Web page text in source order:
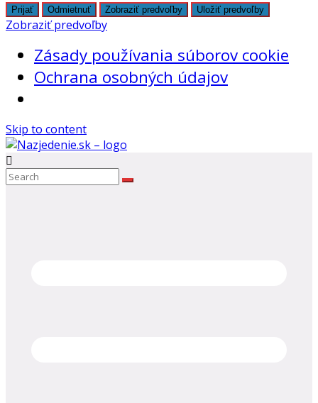
Prijať Odmietnuť Zobraziť predvoľby Uložiť predvoľby
Zobraziť predvoľby
Zásady používania súborov cookie
Ochrana osobných údajov
Skip to content